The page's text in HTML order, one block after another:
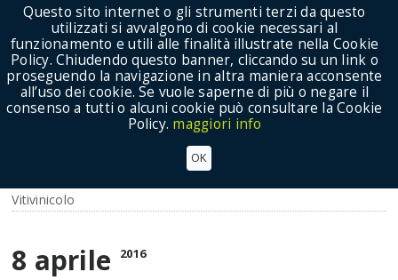
Show Menu
Vitivinicolo
8 aprile 2016
Questo sito internet o gli strumenti terzi da questo
utilizzati si avvalgono di cookie necessari al
funzionamento e utili alle finalità illustrate nella Cookie
Policy. Chiudendo questo banner, cliccando su un link o
proseguendo la navigazione in altra maniera acconsente
all’uso dei cookie. Se vuole saperne di più o negare il
consenso a tutti o alcuni cookie può consultare la Cookie
Policy. maggiori info
OK